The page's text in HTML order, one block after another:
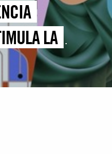
LA
Y
DE
DE LOS
–